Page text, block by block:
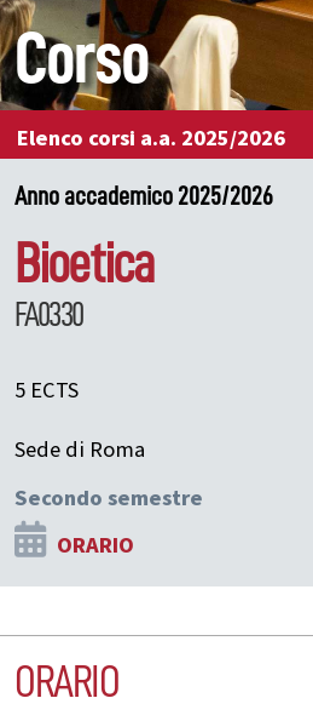
Corso
Elenco corsi a.a. 2025/2026
Anno accademico 2025/2026
Bioetica
FA0330
5 ECTS
Sede di Roma
Secondo semestre
ORARIO
ORARIO